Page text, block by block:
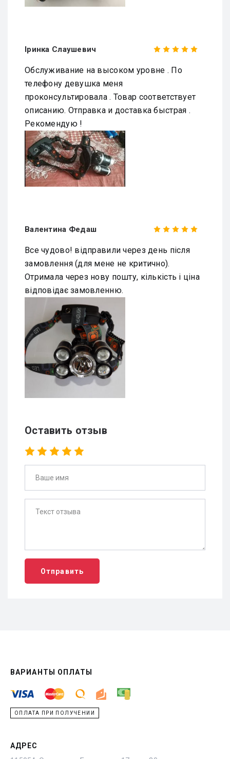
Іринка Слаушевич
Обслуживание на высоком уровне . По
телефону девушка меня
проконсультировала . Товар соответствует
описанию. Отправка и доставка быстрая .
Рекомендую !
Валентина Федаш
Все чудово! відправили через день після
замовлення (для мене не критично).
Отримала через нову пошту, кількість і ціна
відповідає замовленню.
Оставить отзыв
Отправить
ВАРИАНТЫ ОПЛАТЫ
ОПЛАТА ПРИ ПОЛУЧЕНИИ
АДРЕС